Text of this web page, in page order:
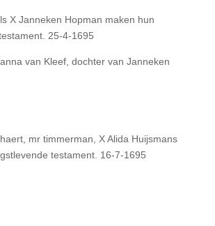
X Janneken Hopman maken hun
25-4-1695
van Kleef, dochter van Janneken
mr timmerman, X Alida Huijsmans
testament. 16-7-1695